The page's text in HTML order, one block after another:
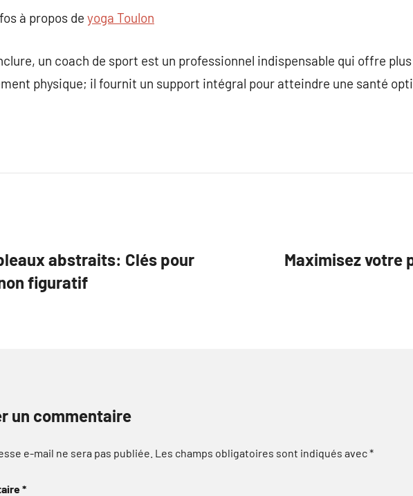
à propos de yoga Toulon
un coach de sport est un professionnel indispensable qui offre plus
physique; il fournit un support intégral pour atteindre une santé
abstraits: Clés pour
figuratif
Maximisez votre
un commentaire
e-mail ne sera pas publiée. Les champs obligatoires sont indiqués avec*
*